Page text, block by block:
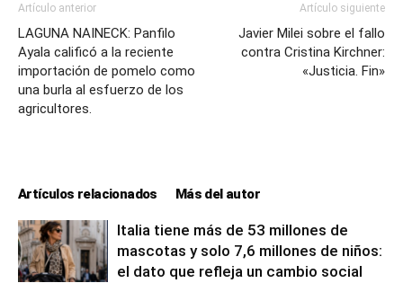
Artículo anterior
LAGUNA NAINECK: Panfilo
Ayala calificó a la reciente
importación de pomelo como
una burla al esfuerzo de los
agricultores.
Artículo siguiente
Javier Milei sobre el fallo
contra Cristina Kirchner:
«Justicia. Fin»
Artículos relacionados Más del autor
Italia tiene más de 53 millones de
mascotas y solo 7,6 millones de niños:
el dato que refleja un cambio social